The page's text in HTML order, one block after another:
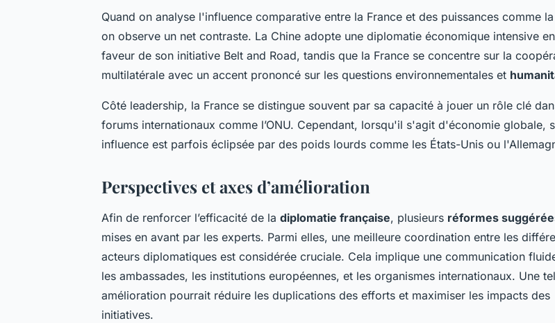
Quand on analyse l'influence comparative entre la France et des puissances comme
on observe un net contraste. La Chine adopte une diplomatie économique intensive en
faveur de son initiative Belt and Road, tandis que la France se concentre sur la
multilatérale avec un accent prononcé sur les questions environnementales et
Côté leadership, la France se distingue souvent par sa capacité à jouer un rôle clé
forums internationaux comme l’ONU. Cependant, lorsqu'il s'agit d'économie globale,
influence est parfois éclipsée par des poids lourds comme les États-Unis ou
Perspectives et axes d’amélioration
Afin de renforcer l’efficacité de la diplomatie française, plusieurs réformes
mises en avant par les experts. Parmi elles, une meilleure coordination entre les
acteurs diplomatiques est considérée cruciale. Cela implique une communication
les ambassades, les institutions européennes, et les organismes internationaux. Une
amélioration pourrait réduire les duplications des efforts et maximiser les impacts des
initiatives.